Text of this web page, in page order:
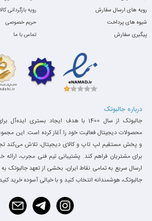
رویه های ارسال سفارش
شیوه های پرداخت
پیگیری سفارش
رویه بازگردانی کالا
حریم خصوصی
تماس با ما
درباره جالبوتک
جالبوتک از سال 1400 با هدف ایجاد بستری
محصولات دیجیتال فعالیت خود را آغاز کرده است. این
و پخش مستقیم لپ تاپ و کالای دیجیتال، تلاش می‌کند
برای مشتریان فراهم کند. پشتیبانی تیم فنی مجرب،
ارسال سریع به تمامی نقاط ایران، بخشی از تعهد جالبوتک
جالبوتک، هوشمندانه انتخاب کنید و با خیالی آسوده خرید